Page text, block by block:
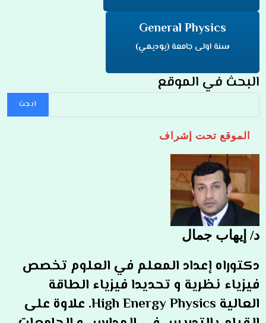
General Physics
سنة اولى جامعة (يوديمي)
البحث في الموقع
ابحث
الموقع تحت إشراف
د/ إيهاب جمال
دكتوراه إعداد المعلم في العلوم تخصص
فيزياء نظرية و تحديدا فيزياء الطاقة
العالية High Energy Physics. علاوة على